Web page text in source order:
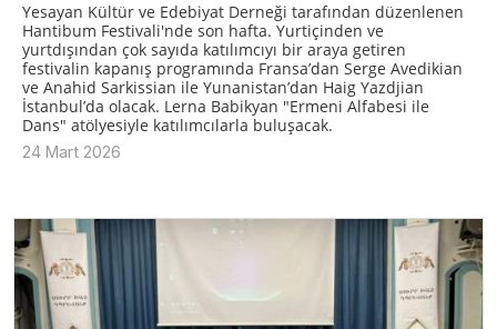
Yesayan Kültür ve Edebiyat Derneği tarafından düzenlenen
Hantibum Festivali'nde son hafta. Yurtiçinden ve
yurtdışından çok sayıda katılımcıyı bir araya getiren
festivalin kapanış programında Fransa’dan Serge Avedikian
ve Anahid Sarkissian ile Yunanistan’dan Haig Yazdjian
İstanbul’da olacak. Lerna Babikyan "Ermeni Alfabesi ile
Dans" atölyesiyle katılımcılarla buluşacak.
24 Mart 2026